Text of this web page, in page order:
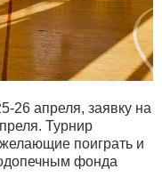
26 апреля, заявку на
Турнир
поиграть и
фонда